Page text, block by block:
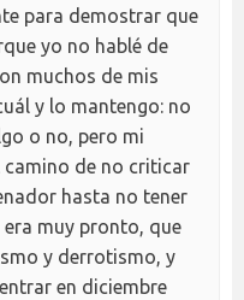
para demostrar que
yo no hablé de
muchos de mis
y lo mantengo: no
o no, pero mi
de no criticar
hasta no tener
muy pronto, que
y derrotismo, y
en diciembre